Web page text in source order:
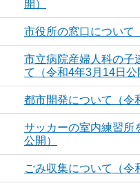
開）
市役所の窓口について
市立病院産婦人科の子
て（令和4年3月14日公
都市開発について（令
サッカーの室内練習所
公開）
ごみ収集について（令